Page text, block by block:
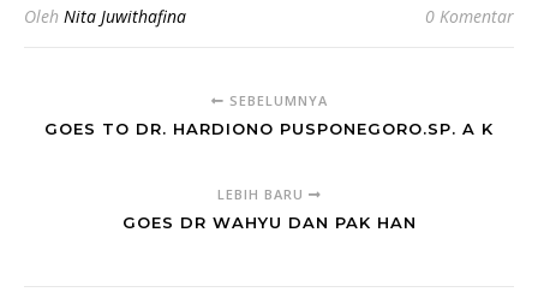
Oleh Nita Juwithafina 0 Komentar
SEBELUMNYA
GOES TO DR. HARDIONO PUSPONEGORO.SP. A K
LEBIH BARU
GOES DR WAHYU DAN PAK HAN